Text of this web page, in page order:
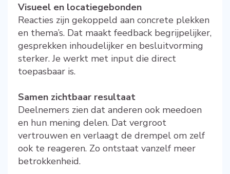
Visueel en locatiegebonden
Reacties zijn gekoppeld aan concrete plekken
en thema’s. Dat maakt feedback begrijpelijker,
gesprekken inhoudelijker en besluitvorming
sterker. Je werkt met input die direct
toepasbaar is.
Samen zichtbaar resultaat
Deelnemers zien dat anderen ook meedoen
en hun mening delen. Dat vergroot
vertrouwen en verlaagt de drempel om zelf
ook te reageren. Zo ontstaat vanzelf meer
betrokkenheid.